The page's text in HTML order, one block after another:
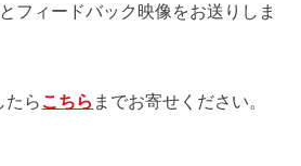
フィードバック映像をお送りしま
たら こちら までお寄せください。